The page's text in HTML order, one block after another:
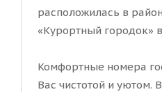
расположилась в
«Курортный городок»
Комфортные номера
Вас чистотой и уютом.